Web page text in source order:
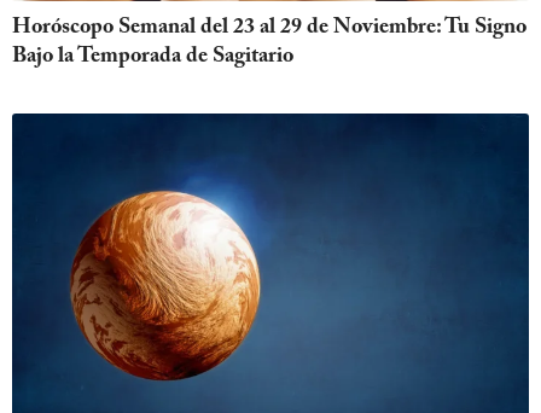
Horóscopo Semanal del 23 al 29 de Noviembre: Tu Signo
Bajo la Temporada de Sagitario